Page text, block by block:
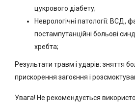
цукрового діабету;
Неврологічні патології: ВСД,
постампутанційні больові
хребта;
Результати травм і ударів: зняття
прискорення загоєння і
Увага! Не рекомендується